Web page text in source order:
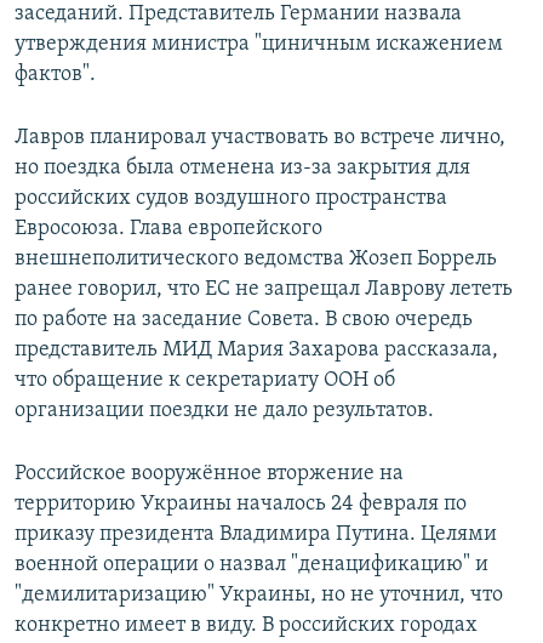
заседаний. Представитель Германии назвала
утверждения министра "циничным искажением
фактов".
Лавров планировал участвовать во встрече лично,
но поездка была отменена из-за закрытия для
российских судов воздушного пространства
Евросоюза. Глава европейского
внешнеполитического ведомства Жозеп Боррель
ранее говорил, что ЕС не запрещал Лаврову лететь
по работе на заседание Совета. В свою очередь
представитель МИД Мария Захарова рассказала,
что обращение к секретариату ООН об
организации поездки не дало результатов.
Российское вооружённое вторжение на
территорию Украины началось 24 февраля по
приказу президента Владимира Путина. Целями
военной операции о назвал "денацификацию" и
"демилитаризацию" Украины, но не уточнил, что
конкретно имеет в виду. В российских городах